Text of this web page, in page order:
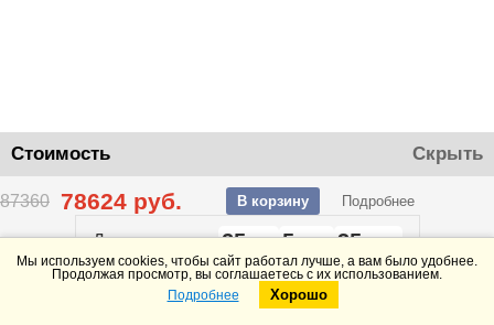
Стоимость Скрыть
87360 78624 руб. В корзину Подробнее
До конца акции25 5 35
Telegram
Мы используем cookies, чтобы сайт работал лучше, а вам было удобнее.
Продолжая просмотр, вы соглашаетесь с их использованием.
Подробнее
Хорошо